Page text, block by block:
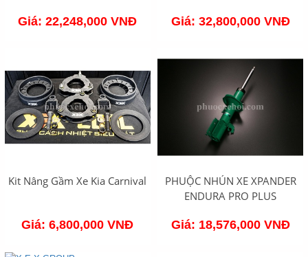
Giá: 22,248,000 VNĐ Giá: 32,800,000 VNĐ
Kit Nâng Gầm Xe Kia Carnival
Giá: 6,800,000 VNĐ
PHUỘC NHÚN XE XPANDER
ENDURA PRO PLUS
Giá: 18,576,000 VNĐ